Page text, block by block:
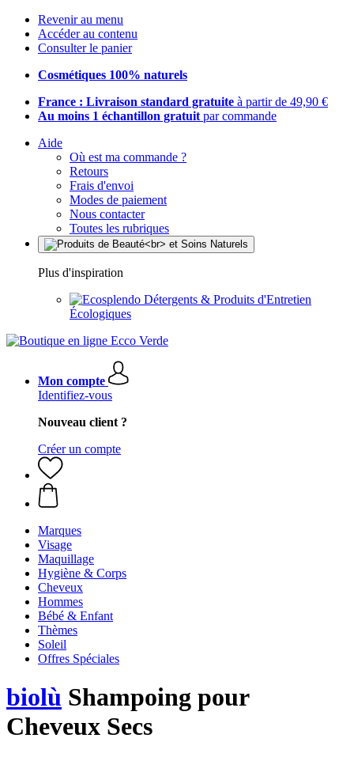
Revenir au menu
Accéder au contenu
Consulter le panier
Cosmétiques 100% naturels
France : Livraison standard gratuite à partir de 49,90 €
Au moins 1 échantillon gratuit par commande
Aide
Où est ma commande ?
Retours
Frais d'envoi
Modes de paiement
Nous contacter
Toutes les rubriques
Plus d'inspiration
Détergents & Produits d'Entretien
Écologiques
Mon compte
Identifiez-vous
Nouveau client ?
Créer un compte
Marques
Visage
Maquillage
Hygiène & Corps
Cheveux
Hommes
Bébé & Enfant
Thèmes
Soleil
Offres Spéciales
biolù Shampoing pour
Cheveux Secs